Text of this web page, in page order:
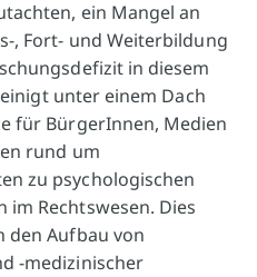
ein Mangel an
, Fort- und Weiterbildung
in diesem
unter einem Dach
für BürgerInnen, Medien
rund um
zu psychologischen
im Rechtswesen. Dies
Aufbau von
-medizinischer